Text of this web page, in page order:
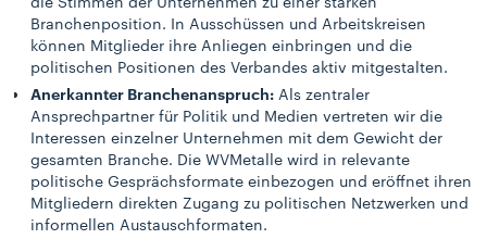
Branchenposition. In Ausschüssen und Arbeitskreisen
können Mitglieder ihre Anliegen einbringen und die
politischen Positionen des Verbandes aktiv mitgestalten.
Anerkannter Branchenanspruch:Als zentraler
Ansprechpartner für Politik und Medien vertreten wir die
Interessen einzelner Unternehmen mit dem Gewicht der
gesamten Branche. Die WVMetalle wird in relevante
politische Gesprächsformate einbezogen und eröffnet ihren
Mitgliedern direkten Zugang zu politischen Netzwerken und
informellen Austauschformaten.